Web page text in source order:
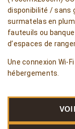
disponibilité / sans
surmatelas en
fauteuils ou
d’espaces de
Une connexion Wi-
hébergements.